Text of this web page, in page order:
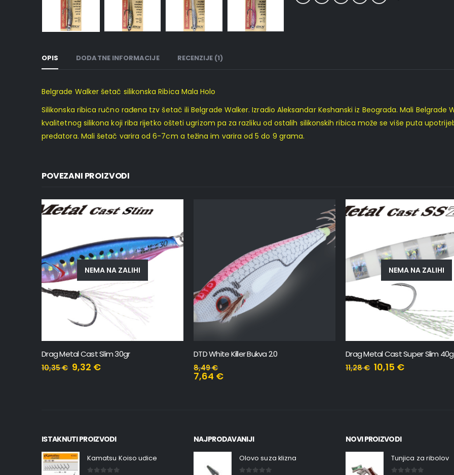
OPIS DODATNE INFORMACIJE RECENZIJE (1)
Belgrade Walker šetač silikonska Ribica Mala Holo
Silikonska ribica ručno rađena tzv šetač ili Belgrade Walker. Izradio Aleksandar Keshanski iz Beograda. Mali Belgrade
kvalitetnog silikona koji riba rijetko ošteti ugrizom pa za razliku od ostalih silikonskih ribica može se više puta
predatora. Mali šetač varira od 6-7cm a težina im varira od 5 do 9 grama.
POVEZANI PROIZVODI
DTD White Killer Bukva 2.0
8,49€
NEMA NA ZALIHI
Drag Metal Cast Super Slim 40gr
11,28€
DTD Ballistic White Killer Bukva
10,90€
ISTAKNUTI PROIZVODI
Kamatsu Koiso udice
NAJPRODAVANIJI
Olovo suza klizna
NOVI PROIZVODI
Tunjica za ribolov